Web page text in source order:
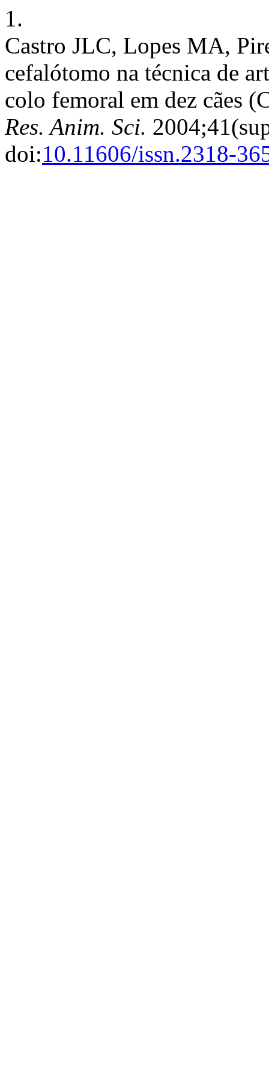
1.
Castro JLC, Lopes MA,
cefalótomo na técnica de
colo femoral em dez cães
Res. Anim. Sci.
doi:10.11606/issn.2318-